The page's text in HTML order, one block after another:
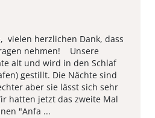
vielen herzlichen Dank, dass
nehmen! Unsere
alt und wird in den Schlaf
gestillt. Die Nächte sind
aber sie lässt sich sehr
hatten jetzt das zweite Mal
"Anfa ...